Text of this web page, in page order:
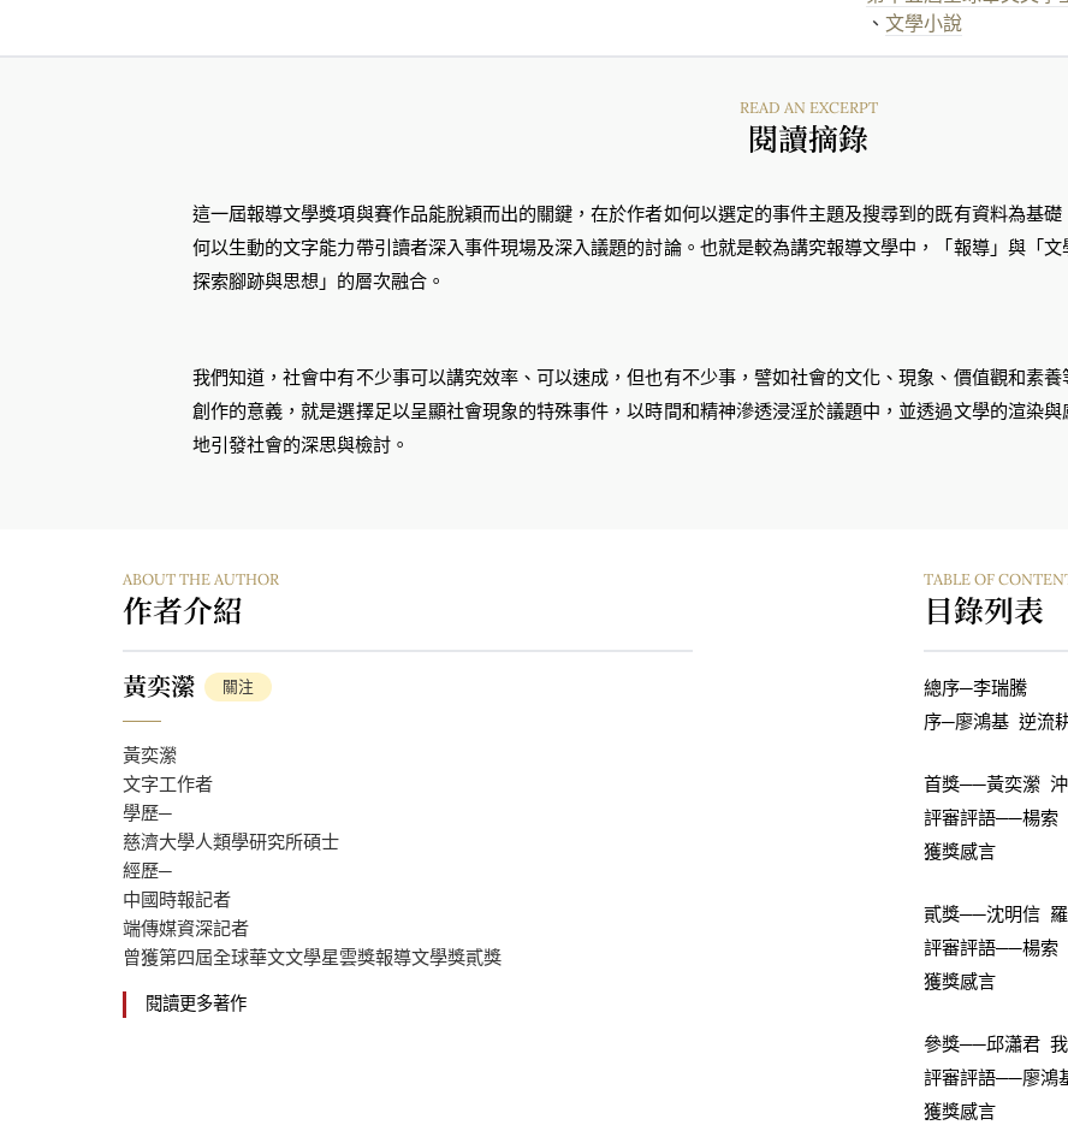
、 文學小說
READ AN EXCERPT
閱讀摘錄
這一屆報導文學獎項與賽作品能脫穎而出的關鍵，在於作者如何以選定的事件主題及搜尋到的既有資料為基
何以生動的文字能力帶引讀者深入事件現場及深入議題的討論。也就是較為講究報導文學中，「報導」與「
探索腳跡與思想」的層次融合。
我們知道，社會中有不少事可以講究效率、可以速成，但也有不少事，譬如社會的文化、現象、價值觀和素
創作的意義，就是選擇足以呈顯社會現象的特殊事件，以時間和精神滲透浸淫於議題中，並透過文學的渲染
地引發社會的深思與檢討。
ABOUT THE AUTHOR
作者介紹
黃奕瀠 關注
黃奕瀠
文字工作者
學歷─
慈濟大學人類學研究所碩士
經歷─
中國時報記者
端傳媒資深記者
曾獲第四屆全球華文文學星雲獎報導文學獎貳獎
閱讀更多著作
TABLE OF
目錄列表
總序─李瑞騰
序─廖鴻基 逆流
首獎──黃奕瀠
評審評語──楊索
獲獎感言
貳獎──沈明信 羅
評審評語──楊索
獲獎感言
參獎──邱瀟君
評審評語──廖鴻
獲獎感言